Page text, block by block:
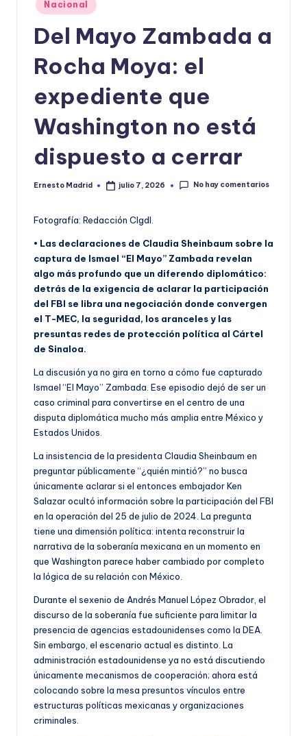
m
en
Nacional
Del Mayo Zambada a
Rocha Moya: el
expediente que
Washington no está
dispuesto a cerrar
Publicado
Ernesto Madrid julio 7, 2026 No hay comentarios
Fotografía: Redacción CIgdl.
• Las declaraciones de Claudia Sheinbaum sobre la
captura de Ismael “El Mayo” Zambada revelan
algo más profundo que un diferendo diplomático:
detrás de la exigencia de aclarar la participación
del FBI se libra una negociación donde convergen
el T-MEC, la seguridad, los aranceles y las
presuntas redes de protección política al Cártel
de Sinaloa.
La discusión ya no gira en torno a cómo fue capturado
Ismael “El Mayo” Zambada. Ese episodio dejó de ser un
caso criminal para convertirse en el centro de una
disputa diplomática mucho más amplia entre México y
Estados Unidos.
La insistencia de la presidenta Claudia Sheinbaum en
preguntar públicamente “¿quién mintió?” no busca
únicamente aclarar si el entonces embajador Ken
Salazar ocultó información sobre la participación del FBI
en la operación del 25 de julio de 2024. La pregunta
tiene una dimensión política: intenta reconstruir la
narrativa de la soberanía mexicana en un momento en
que Washington parece haber cambiado por completo
la lógica de su relación con México.
Durante el sexenio de Andrés Manuel López Obrador, el
discurso de la soberanía fue suficiente para limitar la
presencia de agencias estadounidenses como la DEA.
Sin embargo, el escenario actual es distinto. La
administración estadounidense ya no está discutiendo
únicamente mecanismos de cooperación; ahora está
colocando sobre la mesa presuntos vínculos entre
estructuras políticas mexicanas y organizaciones
criminales.